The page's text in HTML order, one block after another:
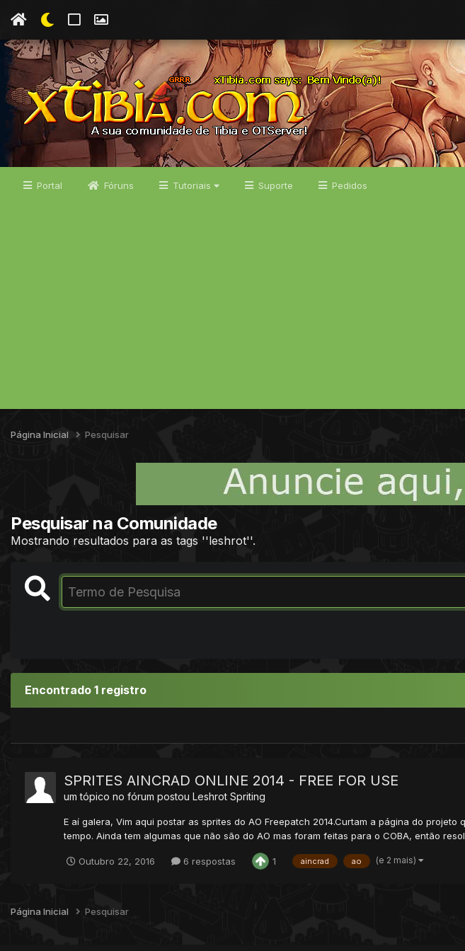
Portal Fóruns Tutoriais Suporte Pedidos
Página Inicial Pesquisar
Pesquisar na Comunidade
Mostrando resultados para as tags ''leshrot''.
Encontrado 1 registro
SPRITES AINCRAD ONLINE 2014 - FREE FOR USE
um tópico no fórum postou Leshrot Spriting
E aí galera, Vim aqui postar as sprites do AO Freepatch 2014.Curtam a página do
tempo. Ainda tem algumas que não são do AO mas foram feitas para o COBA, então
Outubro 22, 2016 6 respostas 1 aincrad ao (e 2 mais)
Página Inicial Pesquisar